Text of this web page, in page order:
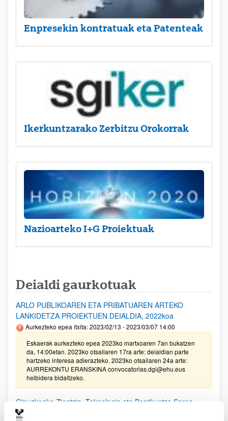
Enpresekin kontratuak eta Patenteak
Ikerkuntzarako Zerbitzu Orokorrak
Nazioarteko I+G Proiektuak
Deialdi gaurkotuak
ARLO PUBLIKOAREN ETA PRIBATUAREN ARTEKO
LANKIDETZA PROIEKTUEN DEIALDIA, 2022koa
Aurkezteko epea itxita: 2023/02/13 - 2023/03/07 14:00
Eskaerak aurkezteko epea 2023ko martxoaren 7an bukatzen
da, 14:00etan. 2023ko otsailaren 17ra arte: deialdian parte
hartzeko interesa adierazteko. 2023ko otsailaren 24a arte:
AURREKONTU ERANSKINA convocatorias.dgi@ehu.eus
helbidera bidaltzeko.
Gipuzkoako Zientzia, Teknologia eta Berrikuntza Sarea
bultzatzeko Programaren laguntzak 2022